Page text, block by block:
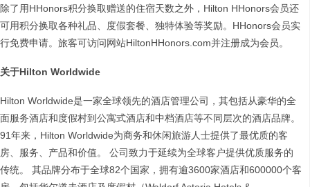
除了用HHonors积分换取赠送的住宿天数之外，Hilton HHonors会员还
可用积分换取各种礼品、度假套餐、独特体验等奖励。HHonors会员实
行免费申请。旅客可访问网站HiltonHHonors.com并注册成为会员。
关于Hilton Worldwide
Hilton Worldwide是一家全球领先的酒店管理公司，其包括从豪华的全
面服务酒店和度假村到公寓式酒店和中档酒店等不同层次的酒店品牌。
91年来，Hilton Worldwide为商务和休闲旅游人士提供了最优质的客
房、服务、产品和价值。 公司致力于延续为全球客户提供优质服务的
传统。 其品牌分布于全球82个国家，拥有逾3600家酒店和600000个客